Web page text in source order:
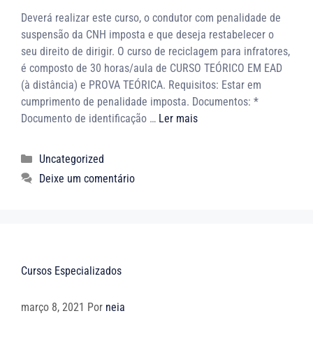
Deverá realizar este curso, o condutor com penalidade de
suspensão da CNH imposta e que deseja restabelecer o
seu direito de dirigir. O curso de reciclagem para infratores,
é composto de 30 horas/aula de CURSO TEÓRICO EM EAD
(à distância) e PROVA TEÓRICA. Requisitos: Estar em
cumprimento de penalidade imposta. Documentos: *
Documento de identificação … Ler mais
Uncategorized
Deixe um comentário
Cursos Especializados
março 8, 2021 Por neia